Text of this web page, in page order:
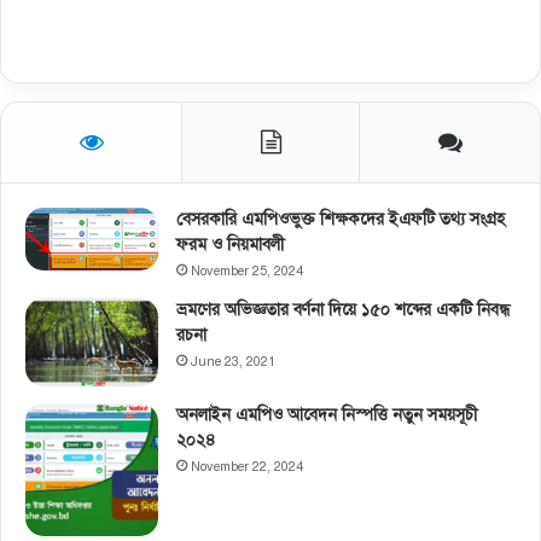
বেসরকারি এমপিওভুক্ত শিক্ষকদের ইএফটি তথ্য সংগ্রহ
ফরম ও নিয়মাবলী
November 25, 2024
ভ্রমণের অভিজ্ঞতার বর্ণনা দিয়ে ১৫০ শব্দের একটি নিবন্ধ
রচনা
June 23, 2021
অনলাইন এমপিও আবেদন নিস্পত্তি নতুন সময়সূচী
২০২৪
November 22, 2024